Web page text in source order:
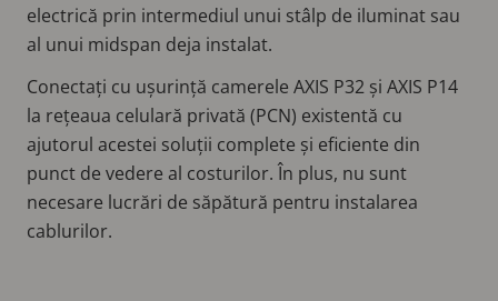
electrică prin intermediul unui stâlp de iluminat sau
al unui midspan deja instalat.
Conectați cu ușurință camerele AXIS P32 și AXIS P14
la rețeaua celulară privată (PCN) existentă cu
ajutorul acestei soluții complete și eficiente din
punct de vedere al costurilor. În plus, nu sunt
necesare lucrări de săpătură pentru instalarea
cablurilor.